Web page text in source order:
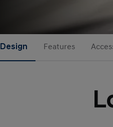
Design Features